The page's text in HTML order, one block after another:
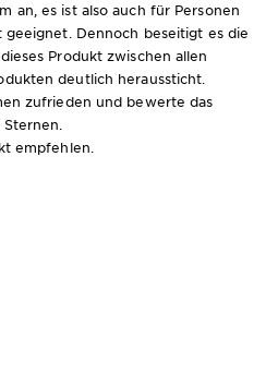
an, es ist also auch für Personen
Dennoch beseitigt es die
Produkt zwischen allen
deutlich heraussticht.
zufrieden und bewerte das
empfehlen.